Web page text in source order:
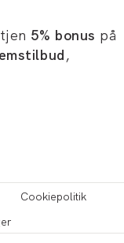
5% bonus på
,
Cookiepolitik